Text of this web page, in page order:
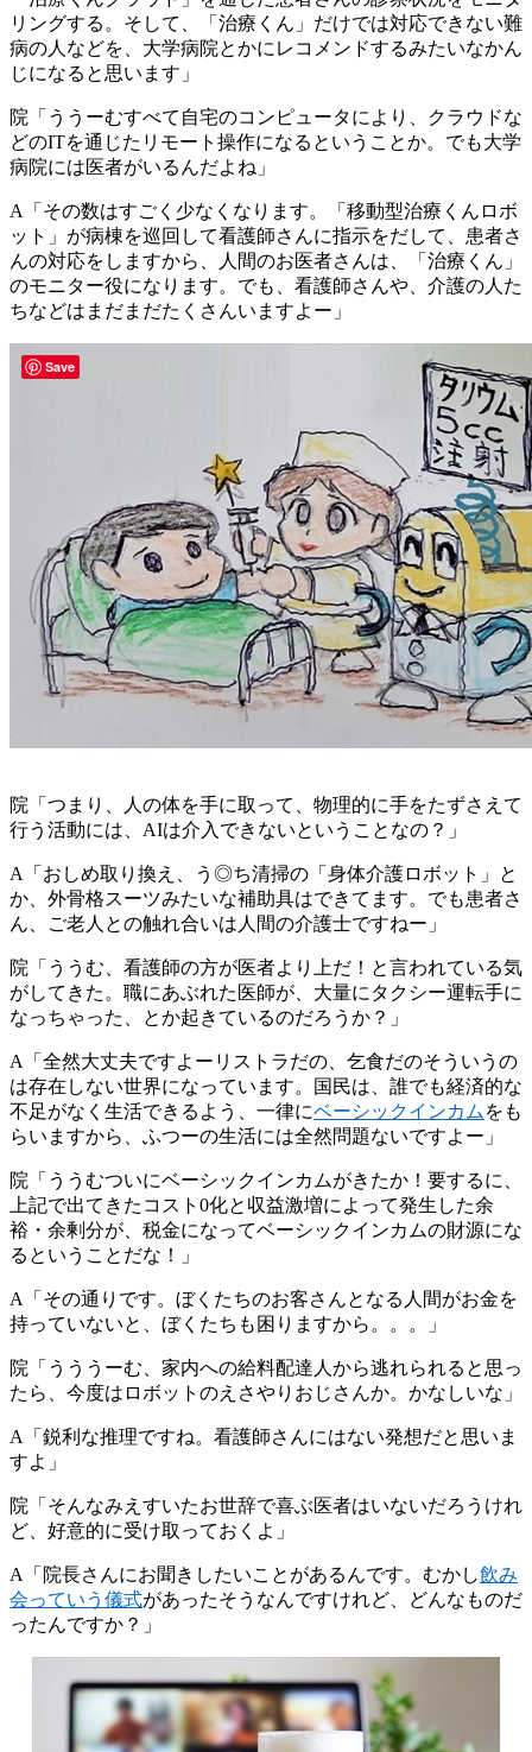
リングする。そして、「治療くん」だけでは対応できない難
病の人などを、大学病院とかにレコメンドするみたいなかん
じになると思います」
院「ううーむすべて自宅のコンピュータにより、クラウドな
どのITを通じたリモート操作になるということか。でも大学
病院には医者がいるんだよね」
A「その数はすごく少なくなります。「移動型治療くんロボ
ット」が病棟を巡回して看護師さんに指示をだして、患者さ
んの対応をしますから、人間のお医者さんは、「治療くん」
のモニター役になります。でも、看護師さんや、介護の人た
ちなどはまだまだたくさんいますよー」
院「つまり、人の体を手に取って、物理的に手をたずさえて
行う活動には、AIは介入できないということなの？」
A「おしめ取り換え、う◎ち清掃の「身体介護ロボット」と
か、外骨格スーツみたいな補助具はできてます。でも患者さ
ん、ご老人との触れ合いは人間の介護士ですねー」
院「ううむ、看護師の方が医者より上だ！と言われている気
がしてきた。職にあぶれた医師が、大量にタクシー運転手に
なっちゃった、とか起きているのだろうか？」
A「全然大丈夫ですよーリストラだの、乞食だのそういうの
は存在しない世界になっています。国民は、誰でも経済的な
不足がなく生活できるよう、一律にベーシックインカム をも
らいますから、ふつーの生活には全然問題ないですよー」
院「ううむついにベーシックインカムがきたか！要するに、
上記で出てきたコスト0化と収益激増によって発生した余
裕・余剰分が、税金になってベーシックインカムの財源にな
るということだな！」
A「その通りです。ぼくたちのお客さんとなる人間がお金を
持っていないと、ぼくたちも困りますから。。。」
院「うううーむ、家内への給料配達人から逃れられると思っ
たら、今度はロボットのえさやりおじさんか。かなしいな」
A「鋭利な推理ですね。看護師さんにはない発想だと思いま
すよ」
院「そんなみえすいたお世辞で喜ぶ医者はいないだろうけれ
ど、好意的に受け取っておくよ」
A「院長さんにお聞きしたいことがあるんです。むかし飲み
会っていう儀式があったそうなんですけれど、どんなものだ
ったんですか？」
Save